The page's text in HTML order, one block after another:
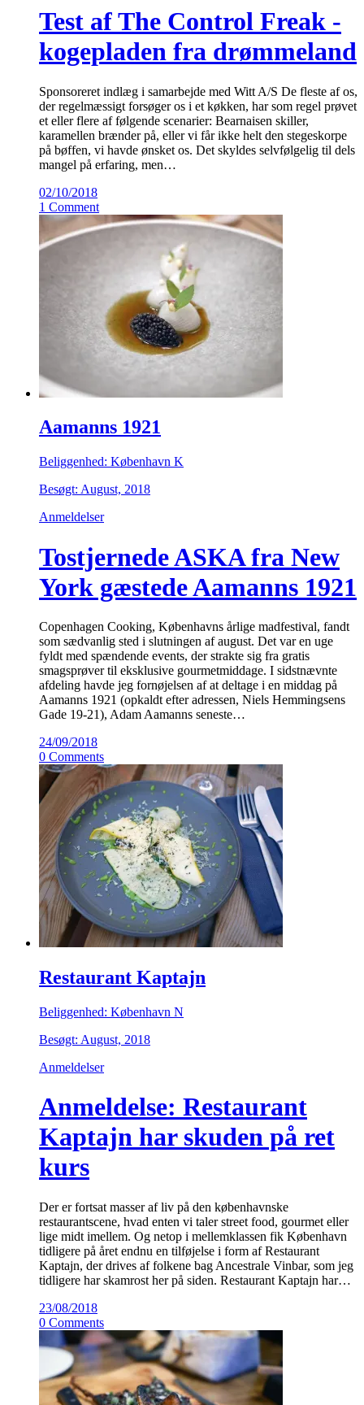
Test af The Control Freak -
kogepladen fra drømmeland
Sponsoreret indlæg i samarbejde med Witt A/S De fleste af os,
der regelmæssigt forsøger os i et køkken, har som regel prøvet
et eller flere af følgende scenarier: Bearnaisen skiller,
karamellen brænder på, eller vi får ikke helt den stegeskorpe
på bøffen, vi havde ønsket os. Det skyldes selvfølgelig til dels
mangel på erfaring, men…
02/10/2018
1 Comment
Aamanns 1921
Beliggenhed: København K
Besøgt: August, 2018
Anmeldelser
Tostjernede ASKA fra New
York gæstede Aamanns 1921
Copenhagen Cooking, Københavns årlige madfestival, fandt
som sædvanlig sted i slutningen af august. Det var en uge
fyldt med spændende events, der strakte sig fra gratis
smagsprøver til eksklusive gourmetmiddage. I sidstnævnte
afdeling havde jeg fornøjelsen af at deltage i en middag på
Aamanns 1921 (opkaldt efter adressen, Niels Hemmingsens
Gade 19-21), Adam Aamanns seneste…
24/09/2018
0 Comments
Restaurant Kaptajn
Beliggenhed: København N
Besøgt: August, 2018
Anmeldelser
Anmeldelse: Restaurant
Kaptajn har skuden på ret
kurs
Der er fortsat masser af liv på den københavnske
restaurantscene, hvad enten vi taler street food, gourmet eller
lige midt imellem. Og netop i mellemklassen fik København
tidligere på året endnu en tilføjelse i form af Restaurant
Kaptajn, der drives af folkene bag Ancestrale Vinbar, som jeg
tidligere har skamrost her på siden. Restaurant Kaptajn har…
23/08/2018
0 Comments